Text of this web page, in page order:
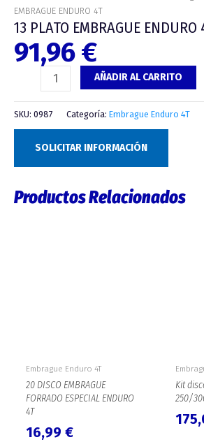
EMBRAGUE ENDURO 4T
13 PLATO EMBRAGUE ENDURO
91,96€
AÑADIR AL CARRITO
SKU: 0987 Categoría: Embrague Enduro 4T
SOLICITAR INFORMACIÓN
Productos Relacionados
Embrague Enduro 4T
20 DISCO EMBRAGUE
FORRADO ESPECIAL ENDURO
4T
16,99 €
Kit
250/